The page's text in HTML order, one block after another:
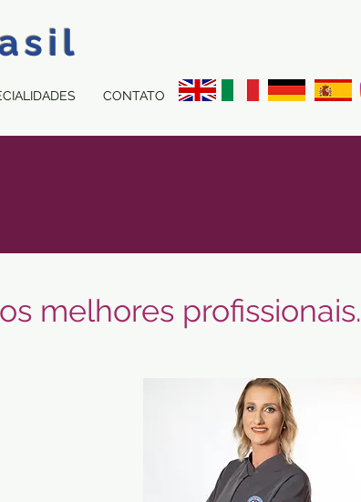
CONTATO
melhores profissionais.